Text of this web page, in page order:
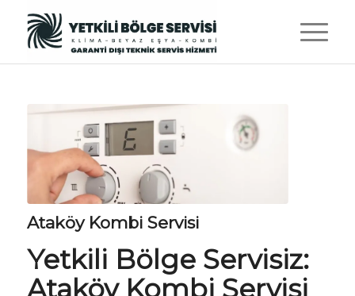
Ataköy Kombi Servisi
Yetkili Bölge Servisiz:
Ataköy Kombi Servisi